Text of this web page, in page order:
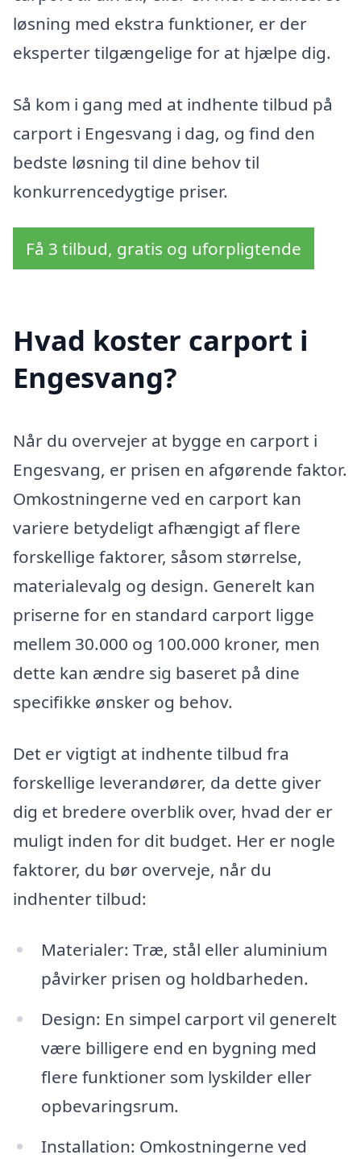
løsning med ekstra funktioner, er der
eksperter tilgængelige for at hjælpe dig.
Så kom i gang med at indhente tilbud på
carport i Engesvang i dag, og find den
bedste løsning til dine behov til
konkurrencedygtige priser.
Få 3 tilbud, gratis og uforpligtende
Hvad koster carport i
Engesvang?
Når du overvejer at bygge en carport i
Engesvang, er prisen en afgørende faktor.
Omkostningerne ved en carport kan
variere betydeligt afhængigt af flere
forskellige faktorer, såsom størrelse,
materialevalg og design. Generelt kan
priserne for en standard carport ligge
mellem 30.000 og 100.000 kroner, men
dette kan ændre sig baseret på dine
specifikke ønsker og behov.
Det er vigtigt at indhente tilbud fra
forskellige leverandører, da dette giver
dig et bredere overblik over, hvad der er
muligt inden for dit budget. Her er nogle
faktorer, du bør overveje, når du
indhenter tilbud:
Materialer: Træ, stål eller aluminium
påvirker prisen og holdbarheden.
Design: En simpel carport vil generelt
være billigere end en bygning med
flere funktioner som lyskilder eller
opbevaringsrum.
Installation: Omkostningerne ved